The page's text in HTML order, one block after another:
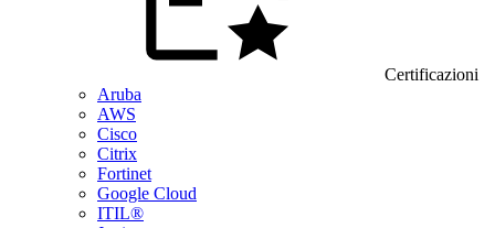
Certificazioni
Aruba
AWS
Cisco
Citrix
Fortinet
Google Cloud
ITIL®